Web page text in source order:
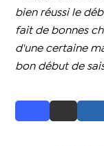
bien réussi le
fait de bonnes
d'une certaine
bon début de